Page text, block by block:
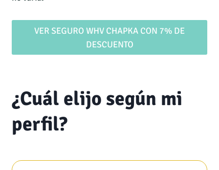
VER SEGURO WHV CHAPKA CON 7% DE
DESCUENTO
¿Cuál elijo según mi
perfil?